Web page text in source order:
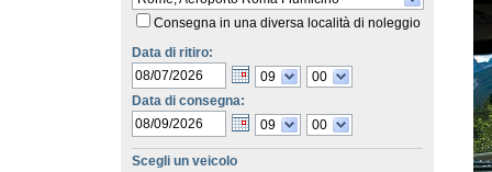
Consegna in una diversa località di noleggio
Data di ritiro:
09
00
Data di consegna:
09
00
Scegli un veicolo